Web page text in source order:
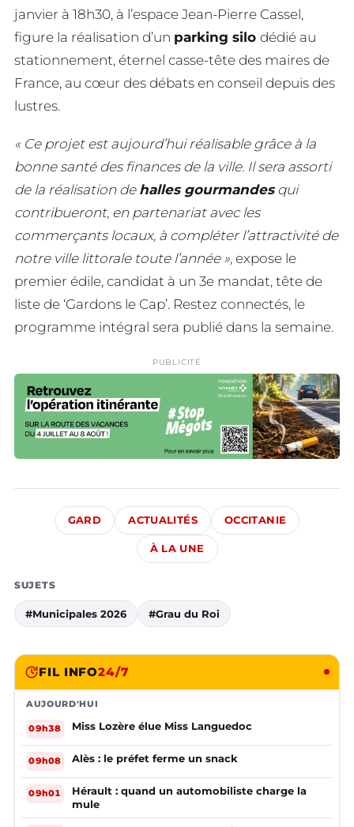
janvier à 18h30, à l’espace Jean-Pierre Cassel,
figure la réalisation d’un parking silo dédié au
stationnement, éternel casse-tête des maires de
France, au cœur des débats en conseil depuis des
lustres.
« Ce projet est aujourd’hui réalisable grâce à la
bonne santé des finances de la ville. Il sera assorti
de la réalisation de halles gourmandesqui
contribueront, en partenariat avec les
commerçants locaux, à compléter l’attractivité de
notre ville littorale toute l’année », expose le
premier édile, candidat à un 3e mandat, tête de
liste de ‘Gardons le Cap’. Restez connectés, le
programme intégral sera publié dans la semaine.
PUBLICITÉ
GARD ACTUALITÉS OCCITANIE
À LA UNE
SUJETS
#Municipales 2026 #Grau du Roi
FIL INFO24/7
AUJOURD'HUI
09h38 Miss Lozère élue Miss Languedoc
09h08 Alès : le préfet ferme un snack
09h01
Hérault : quand un automobiliste charge la
mule